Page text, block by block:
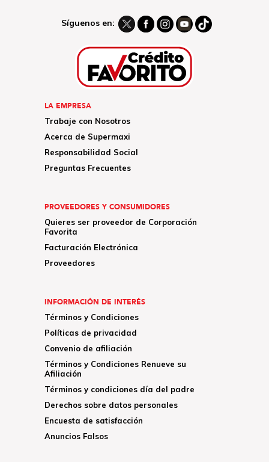
Síguenos en:
LA EMPRESA
Trabaje con Nosotros
Acerca de Supermaxi
Responsabilidad Social
Preguntas Frecuentes
PROVEEDORES Y CONSUMIDORES
Quieres ser proveedor de Corporación
Favorita
Facturación Electrónica
Proveedores
INFORMACIÓN DE INTERÉS
Términos y Condiciones
Políticas de privacidad
Convenio de afiliación
Términos y Condiciones Renueve su
Afiliación
Términos y condiciones día del padre
Derechos sobre datos personales
Encuesta de satisfacción
Anuncios Falsos